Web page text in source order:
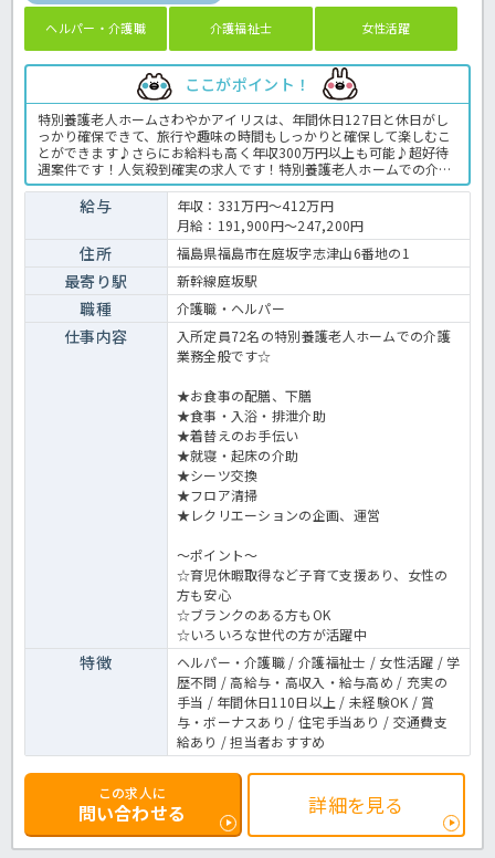
ヘルパー・介護職 介護福祉士 女性活躍
ここがポイント！
特別養護老人ホームさわやかアイリスは、年間休日127日と休日がし
っかり確保できて、旅行や趣味の時間もしっかりと確保して楽しむこ
とができます♪さらにお給料も高く年収300万円以上も可能♪超好待
遇案件です！人気殺到確実の求人です！特別養護老人ホームでの介護
業務全般です。 ＜介護職 正職員 特別養護老人ホームの求人＞
給与
年収：331万円～412万円
月給：191,900円～247,200円
住所 福島県福島市在庭坂字志津山6番地の1
最寄り駅 新幹線庭坂駅
職種 介護職・ヘルパー
仕事内容
入所定員72名の特別養護老人ホームでの介護
業務全般です☆
★お食事の配膳、下膳
★食事・入浴・排泄介助
★着替えのお手伝い
★就寝・起床の介助
★シーツ交換
★フロア清掃
★レクリエーションの企画、運営
～ポイント～
☆育児休暇取得など子育て支援あり、女性の
方も安心
☆ブランクのある方もOK
☆いろいろな世代の方が活躍中
特徴
ヘルパー・介護職 / 介護福祉士 / 女性活躍 / 学
歴不問 / 高給与・高収入・給与高め / 充実の
手当 / 年間休日110日以上 / 未経験OK / 賞
与・ボーナスあり / 住宅手当あり / 交通費支
給あり / 担当者おすすめ
この求人に
問い合わせる 詳細を見る